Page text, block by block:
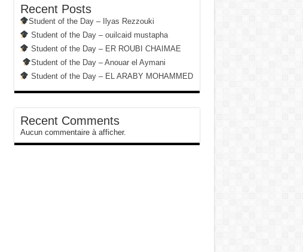
Recent Posts
Student of the Day – Ilyas Rezzouki
Student of the Day – ouilcaid mustapha
Student of the Day – ER ROUBI CHAIMAE
Student of the Day – Anouar el Aymani
Student of the Day – EL ARABY MOHAMMED
Recent Comments
Aucun commentaire à afficher.